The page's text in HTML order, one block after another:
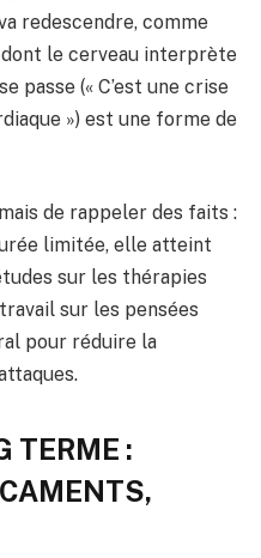
redescendre, comme
le cerveau interprète
passe (« C’est une crise
») est une forme de
de rappeler des faits :
limitée, elle atteint
sur les thérapies
sur les pensées
pour réduire la
TERME :